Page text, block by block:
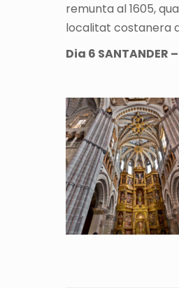
remunta al 1605,
localitat costanera
Dia 6 SANTANDER